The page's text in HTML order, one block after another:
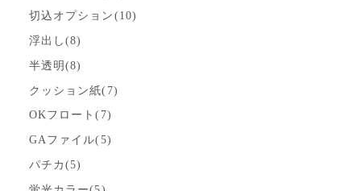
切込オプション(10)
浮出し(8)
半透明(8)
クッション紙(7)
OKフロート(7)
GAファイル(5)
パチカ(5)